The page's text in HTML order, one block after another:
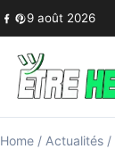
Skip to content
9 août 2026
Home / Actualités /